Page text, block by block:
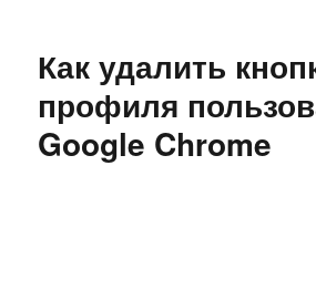
Как удалить
профиля
Google Chrome